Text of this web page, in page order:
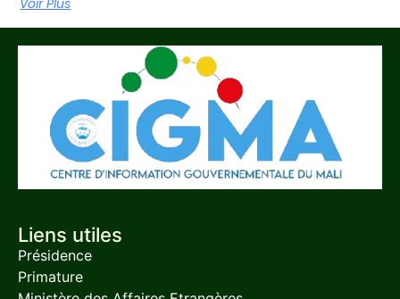
Liens utiles
Présidence
Primature